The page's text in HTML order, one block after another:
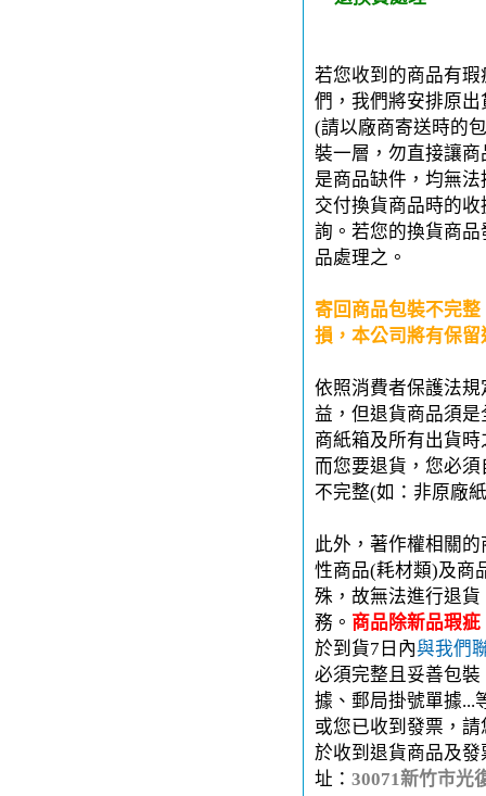
若您收到的商品有
們，我們將安排原
(請以廠商寄送時的
裝一層，勿直接讓
是商品缺件，均無
交付換貨商品時的
詢。若您的換貨商
品處理之。
寄回商品包裝不完
損，本公司將有保
依照消費者保護法
益，但退貨商品須
商紙箱及所有出貨
而您要退貨，您必
不完整(如：非原廠
此外，著作權相關
性商品(耗材類)及商
殊，故無法進行退
務。 商品除新品瑕
於到貨7日內與我們
必須完整且妥善包
據、郵局掛號單據...
或您已收到發票，
於收到退貨商品及
址： 30071新竹市光